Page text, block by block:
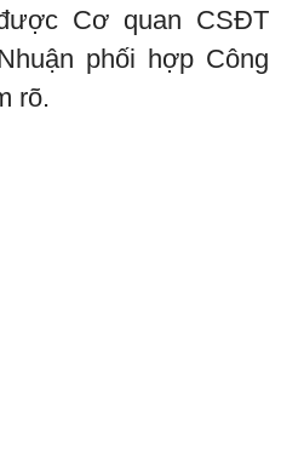
Cơ quan CSĐT
phối hợp Công
rõ.